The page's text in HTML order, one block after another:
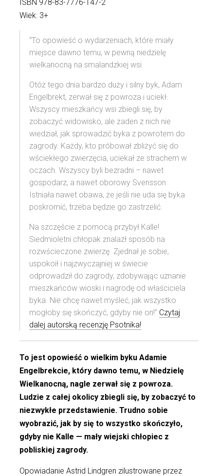
ISBN 978-83-7776-147-2
Wiek: 3+
“To opowieść o wydarzeniach, które miały
miejsce dawno temu, w pewną niedzielę
wielkanocną na smalandzkiej wsi.
Otóż tego dnia bardzo duży i silny byk, Adam
Engelbrekt, zerwał się z powroza i uciekł.
Wszyscy mieszkańcy wsi zbiegli się, by
zobaczyć widowisko, ale żaden z nich nie
wiedział, jak sprowadzić byka z powrotem do
zagrody. Każdy, kto próbował zbliżyć się do
wściekłego zwierzęcia, uciekał ze strachem w
oczach. Wszyscy byli bezradni – nawet
gospodarz, a nawet oborowy Svensson.
Istniała nawet obawa, że jeśli nie uda się byka
poskromić, trzeba będzie go zastrzelić.
Na szczęście z pomocą przybył Kalle!
Siedmioletni chłopak znalazł sposób na
rozwścieczone zwierzę. Zjednał je sobie,
uspokoił i najzwyczajniej w świecie
odprowadził do zagrody, zdobywając uznanie
mieszkańców wioski i nagrodę od właściciela
byka. Nie chcę nawet myśleć, jak wszystko
mogłoby się skończyć, gdyby nie on!” Czytaj
dalej autorską recenzję Psotnika!
To jest opowieść o wielkim byku Adamie
Engelbrekcie, który dawno temu, w Niedzielę
Wielkanocną, nagle zerwał się z powroza.
Ludzie z całej okolicy zbiegli się, by zobaczyć to
niezwykłe przedstawienie. Trudno sobie
wyobrazić, jak by się to wszystko skończyło,
gdyby nie Kalle — mały wiejski chłopiec z
pobliskiej zagrody.
Opowiadanie Astrid Lindgren zilustrowane przez